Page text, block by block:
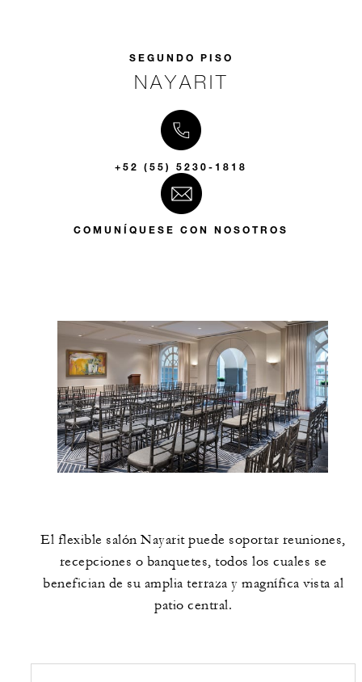
SEGUNDO PISO
NAYARIT
+52 (55) 5230-1818
COMUNÍQUESE CON NOSOTROS
El flexible salón Nayarit puede soportar reuniones,
recepciones o banquetes, todos los cuales se
benefician de su amplia terraza y magnífica vista al
patio central.